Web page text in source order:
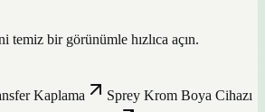
temiz bir görünümle hızlıca açın.
Kaplama
Sprey Krom Boya Cihazı